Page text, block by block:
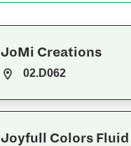
JoMi Creations
02.D062
Joyfull Colors